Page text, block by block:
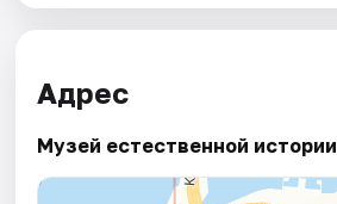
Адрес
Музей естественной